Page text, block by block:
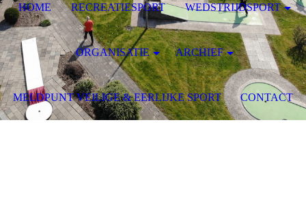
HOME RECREATIESPORT WEDSTRIJDSPORT
ORGANISATIE ARCHIEF
MELDPUNT VEILIGE & EERLIJKE SPORT CONTACT